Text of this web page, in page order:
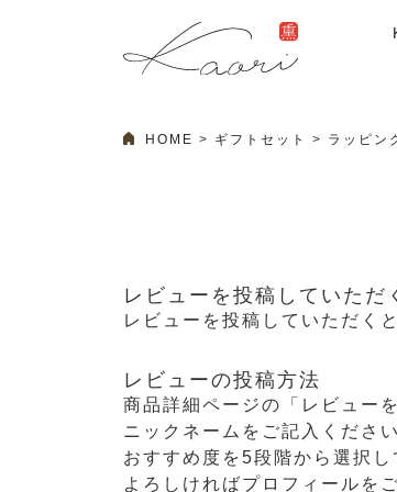
ギフトセット
ラッピング
特集・期間限定セール
HOME ギフトセット ラッピン
レビューを投稿していただ
レビューを投稿していただく
レビューの投稿方法
商品詳細ページの「レビュー
ニックネームをご記入ください
おすすめ度を5段階から選択
よろしければプロフィールを